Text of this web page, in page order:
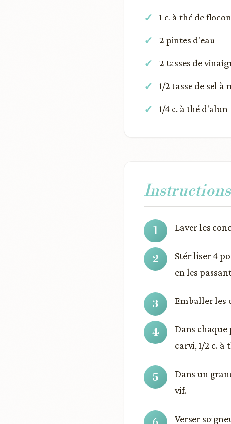
1 c. à thé de
2 pintes d'eau
2 tasses de
1/2 tasse de sel à
1/4 c. à thé d'alun
Instructions
Laver les
Stériliser 4
en les
Emballer les
Dans chaque
carvi, 1/2 c. à
Dans un
vif.
Verser